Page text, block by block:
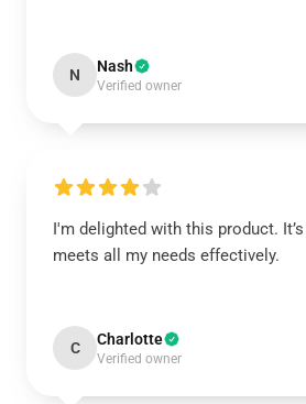
N Nash
Verified owner
I'm delighted with this product.
meets all my needs effectively.
C Charlotte
Verified owner